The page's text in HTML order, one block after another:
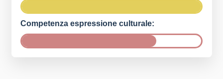
Competenza espressione culturale: